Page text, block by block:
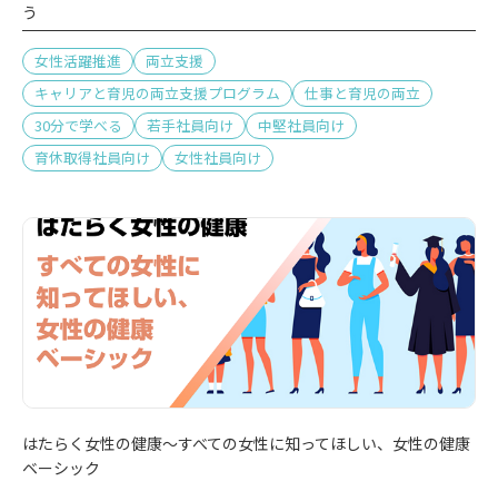
う
女性活躍推進
両立支援
キャリアと育児の両立支援プログラム
仕事と育児の両立
30分で学べる
若手社員向け
中堅社員向け
育休取得社員向け
女性社員向け
はたらく女性の健康～すべての女性に知ってほしい、女性の健康
ベーシック